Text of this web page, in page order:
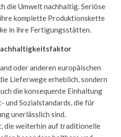
die Umwelt nachhaltig. Seriöse
komplette Produktionskette
in ihre Fertigungsstätten.
oder anderen europäischen
Lieferwege erheblich, sondern
die konsequente Einhaltung
und Sozialstandards, die für
unerlässlich sind.
die weiterhin auf traditionelle